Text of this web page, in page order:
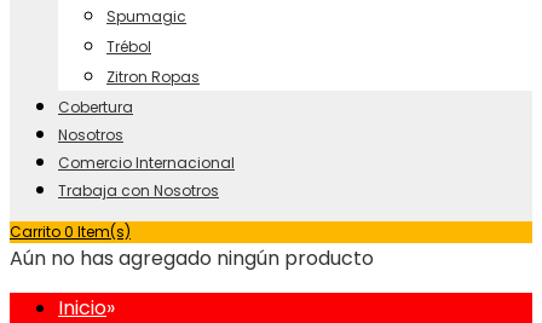
Spumagic
Trébol
Zitron Ropas
Cobertura
Nosotros
Comercio Internacional
Trabaja con Nosotros
Carrito0 Item(s)
Aún no has agregado ningún producto
Inicio»